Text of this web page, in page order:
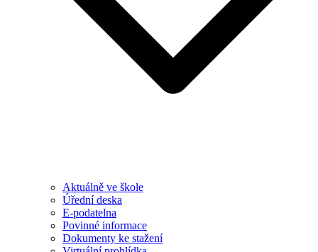
Aktuálně ve škole
Úřední deska
E-podatelna
Povinné informace
Dokumenty ke stažení